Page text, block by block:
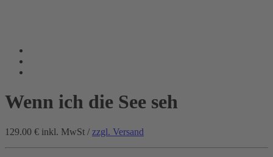
Wenn ich die See seh
129.00 € inkl. MwSt / zzgl. Versand